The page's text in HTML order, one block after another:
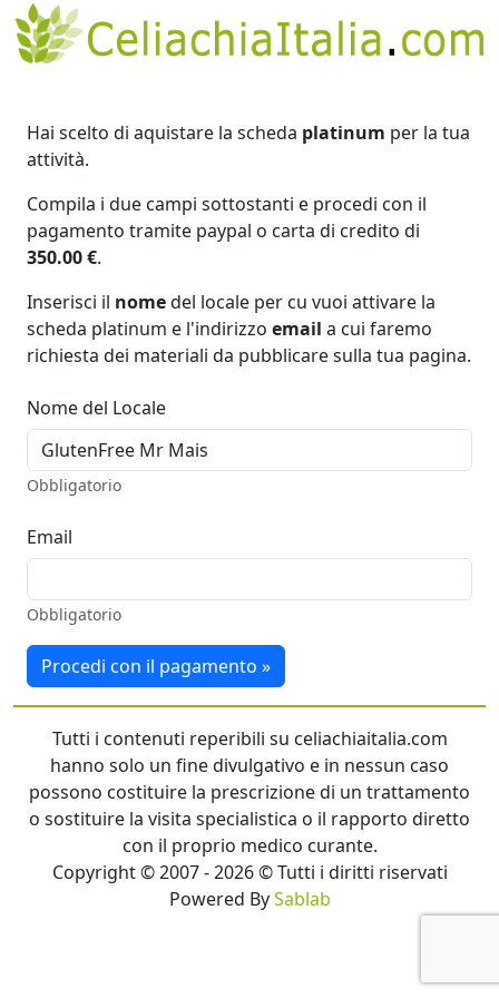
Hai scelto di aquistare la scheda platinum per la tua
attività.
Compila i due campi sottostanti e procedi con il
pagamento tramite paypal o carta di credito di
350.00 €.
Inserisci il nomedel locale per cu vuoi attivare la
scheda platinum e l'indirizzo email a cui faremo
richiesta dei materiali da pubblicare sulla tua pagina.
Nome del Locale
Obbligatorio
Email
Obbligatorio
Procedi con il pagamento »
Tutti i contenuti reperibili su celiachiaitalia.com
hanno solo un fine divulgativo e in nessun caso
possono costituire la prescrizione di un trattamento
o sostituire la visita specialistica o il rapporto diretto
con il proprio medico curante.
Copyright © 2007 - 2026 © Tutti i diritti riservati
Powered BySablab